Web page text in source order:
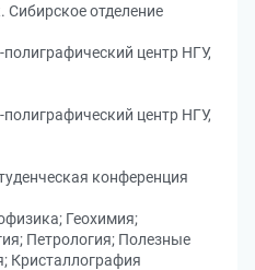
Сибирское отделение
центр НГУ,
центр НГУ,
конференция
Геохимия;
Петрология; Полезные
Кристаллография